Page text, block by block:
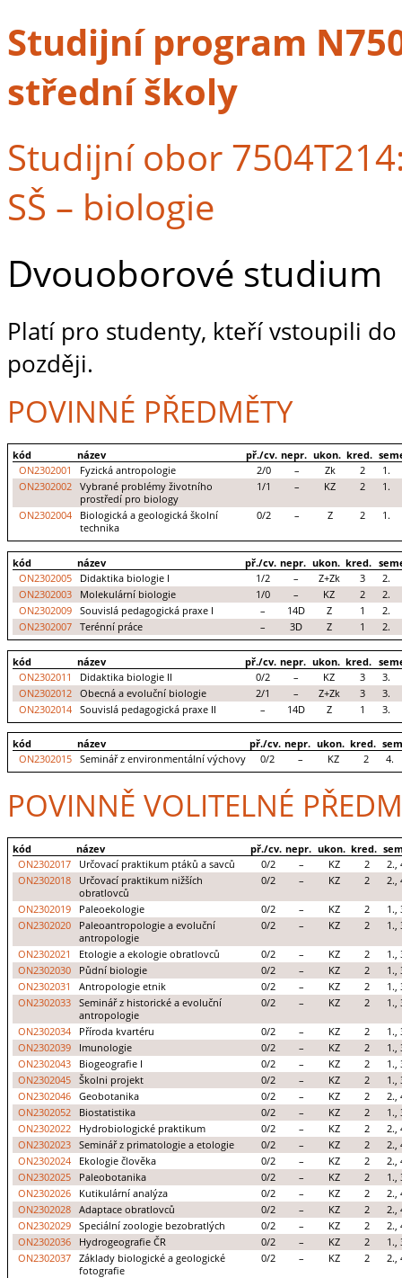
Studijní program
střední školy
Studijní obor
SŠ – biologie
Dvouoborové studium
Platí pro studenty, kteří vstoupili
později.
POVINNÉ PŘEDMĚTY
kód název př./cv. nepr. ukon. kred.
ON2302001
Fyzická antropologie 2/0 – Zk 2
1.
ON2302002
Vybrané problémy životního
prostředí pro biology
1/1 – KZ 2 1.
ON2302004
Biologická a geologická školní
technika
0/2 – Z 2 1.
kód název př./cv. nepr. ukon. kred.
ON2302005
Didaktika biologie I 1/2 – Z+Zk 3
2.
ON2302003
Molekulární biologie 1/0 – KZ 2
2.
ON2302009
Souvislá pedagogická praxe I – 14D Z 1
2.
ON2302007
Terénní práce – 3D Z 1 2.
kód název př./cv. nepr. ukon. kred.
ON2302011
Didaktika biologie II 0/2 – KZ 3
3.
ON2302012
Obecná a evoluční biologie 2/1 – Z+Zk 3
3.
ON2302014
Souvislá pedagogická praxe II – 14D Z 1 3.
kód název př./cv. nepr. ukon. kred.
ON2302015
Seminář z environmentální výchovy 0/2 – KZ 2 4.
POVINNĚ VOLITELNÉ
kód název př./cv. nepr. ukon. kred.
ON2302017
Určovací praktikum ptáků a savců 0/2 – KZ 2
2.,
ON2302018
Určovací praktikum nižších
obratlovců
0/2 – KZ 2 2.,
ON2302019 Paleoekologie 0/2 – KZ 2
1.,
ON2302020
Paleoantropologie a evoluční
antropologie
0/2 – KZ 2 1.,
ON2302021 Etologie a ekologie obratlovců 0/2 – KZ 2
1.,
ON2302030
Půdní biologie 0/2 – KZ 2
1.,
ON2302031
Antropologie etnik 0/2 – KZ 2
1.,
ON2302033
Seminář z historické a evoluční
antropologie
0/2 – KZ 2 1.,
ON2302034 Příroda kvartéru 0/2 – KZ 2
1.,
ON2302039
Imunologie 0/2 – KZ 2
1.,
ON2302043
Biogeografie I 0/2 – KZ 2
1.,
ON2302045
Školni projekt 0/2 – KZ 2
1.,
ON2302046
Geobotanika 0/2 – KZ 2
2.,
ON2302052
Biostatistika 0/2 – KZ 2
1.,
ON2302022
Hydrobiologické praktikum 0/2 – KZ 2
2.,
ON2302023
Seminář z primatologie a etologie 0/2 – KZ 2
2.,
ON2302024
Ekologie člověka 0/2 – KZ 2
2.,
ON2302025
Paleobotanika 0/2 – KZ 2
1.,
ON2302026
Kutikulární analýza 0/2 – KZ 2
2.,
ON2302028
Adaptace obratlovců 0/2 – KZ 2
2.,
ON2302029
Speciální zoologie bezobratlých 0/2 – KZ 2
2.,
ON2302036
Hydrogeografie ČR 0/2 – KZ 2
1.,
ON2302037
Základy biologické a geologické
fotografie
0/2 – KZ 2 2.,